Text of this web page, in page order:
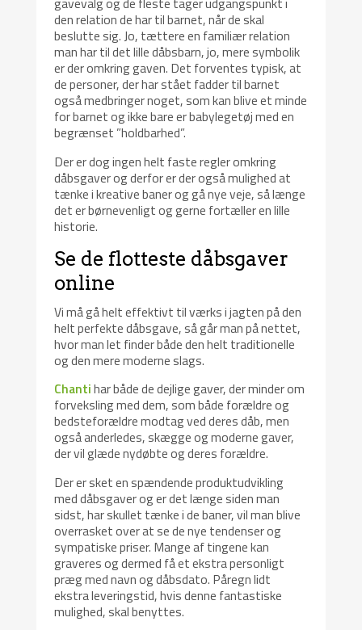
den relation de har til barnet, når de skal
beslutte sig. Jo, tættere en familiær relation
man har til det lille dåbsbarn, jo, mere symbolik
er der omkring gaven. Det forventes typisk, at
de personer, der har stået fadder til barnet
også medbringer noget, som kan blive et minde
for barnet og ikke bare er babylegetøj med en
begrænset ”holdbarhed”.
Der er dog ingen helt faste regler omkring
dåbsgaver og derfor er der også mulighed at
tænke i kreative baner og gå nye veje, så længe
det er børnevenligt og gerne fortæller en lille
historie.
Se de flotteste dåbsgaver
online
Vi må gå helt effektivt til værks i jagten på den
helt perfekte dåbsgave, så går man på nettet,
hvor man let finder både den helt traditionelle
og den mere moderne slags.
Chantihar både de dejlige gaver, der minder om
forveksling med dem, som både forældre og
bedsteforældre modtag ved deres dåb, men
også anderledes, skægge og moderne gaver,
der vil glæde nydøbte og deres forældre.
Der er sket en spændende produktudvikling
med dåbsgaver og er det længe siden man
sidst, har skullet tænke i de baner, vil man blive
overrasket over at se de nye tendenser og
sympatiske priser. Mange af tingene kan
graveres og dermed få et ekstra personligt
præg med navn og dåbsdato. Påregn lidt
ekstra leveringstid, hvis denne fantastiske
mulighed, skal benyttes.